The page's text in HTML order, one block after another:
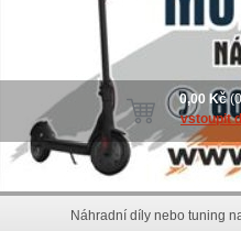
0,00 Kč
vstoupit
Náhradní díly nebo tuning